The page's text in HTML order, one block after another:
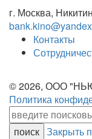
г. Москва,
Контакты
© 2026, ООО
Политика
Закрыть